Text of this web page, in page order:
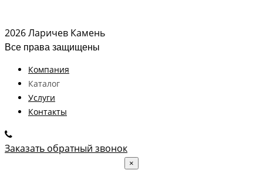
2026 Ларичев Камень
Все права защищены
Компания
Каталог
Услуги
Контакты
Заказать обратный звонок
×